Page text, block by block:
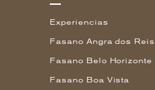
Experiencias
Fasano Angra dos Reis
Fasano Belo Horizonte
Fasano Boa Vista